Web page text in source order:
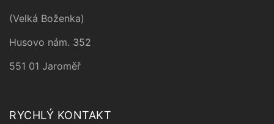
(Velká Boženka)
Husovo nám. 352
551 01 Jaroměř
RYCHLÝ KONTAKT